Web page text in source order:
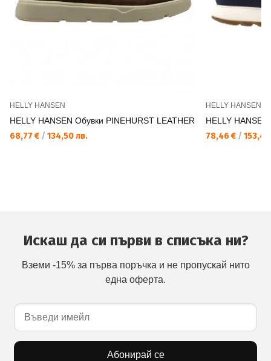
HELLY HANSEN
HELLY HANSEN Обувки PINEHURST LEATHER
68,77 € / 134,50 лв.
HELLY HANSEN
HELLY
78,46 € /
Искаш да си първи в списъка ни?
Вземи -15% за първа поръчка и не пропускай нито
една оферта.
Абонирай се